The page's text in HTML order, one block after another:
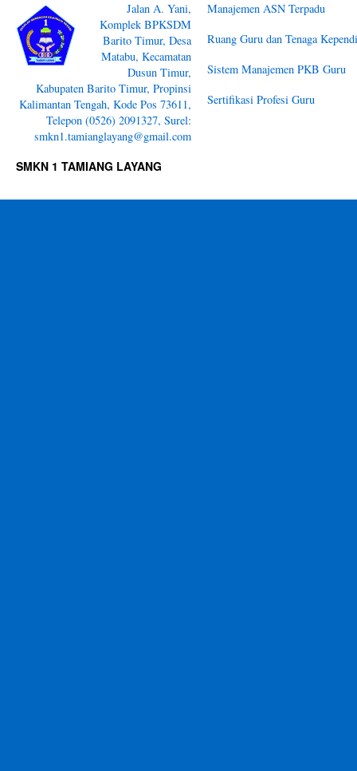
Jalan A. Yani,
Komplek BPKSDM
Barito Timur, Desa
Matabu, Kecamatan
Dusun Timur,
Kabupaten Barito Timur, Propinsi
Kalimantan Tengah, Kode Pos 73611,
Telepon (0526) 2091327, Surel:
smkn1.tamianglayang@gmail.com
Manajemen ASN Terpadu
Ruang Guru dan Tenaga
Sistem Manajemen PKB Guru
Sertifikasi Profesi Guru
SMKN 1 TAMIANG LAYANG